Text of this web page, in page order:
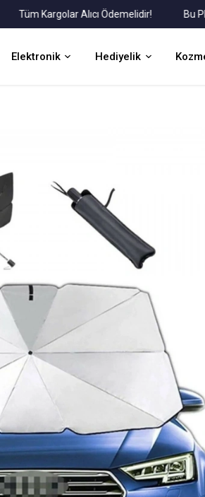
Tüm Kargolar Alıcı Ödemelidir! Bu
Elektronik Hediyelik